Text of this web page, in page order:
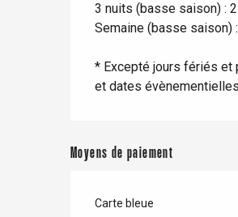
3 nuits (basse saison) :
Semaine (basse saison)
* Excepté jours fériés et
et dates évènementielles
Moyens de paiement
Carte bleue